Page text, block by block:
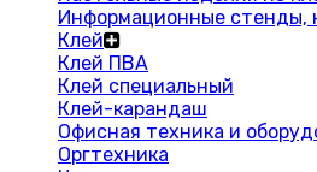
Информационные стенды,
Клей
Клей ПВА
Клей специальный
Клей-карандаш
Офисная техника и
Оргтехника